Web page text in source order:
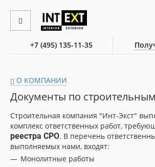
+7 (495) 135-11-35
О КОМПАНИИ
Документы по
Строительная компания "Инт-Экст"
комплекс ответственных работ,
реестра СРО. В перечень
выполняемых нами, входят:
Монолитные работы